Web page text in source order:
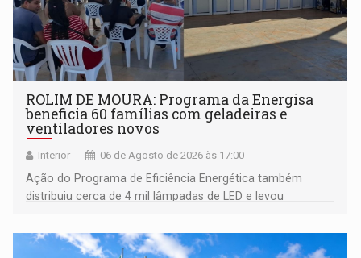
ROLIM DE MOURA: Programa da Energisa
beneficia 60 famílias com geladeiras e
ventiladores novos
Interior 06 de Agosto de 2026 às 17:00
Ação do Programa de Eficiência Energética também
distribuiu cerca de 4 mil lâmpadas de LED e levou
comunidade